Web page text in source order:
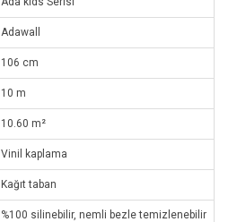
Adawall
106 cm
10 m
10.60 m²
Vinil kaplama
Kağıt taban
%100 silinebilir, nemli bezle temizlenebilir